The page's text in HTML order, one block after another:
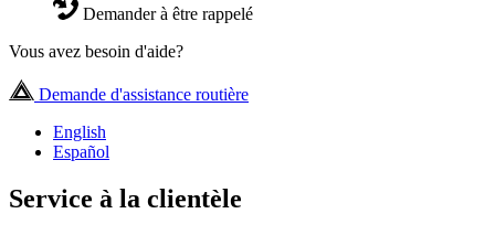
Demander à être rappelé
Vous avez besoin d'aide?
Demande d'assistance routière
English
Español
Service à la clientèle